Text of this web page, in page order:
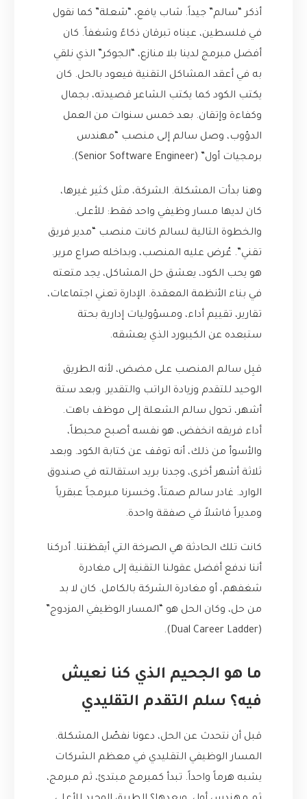
أذكر “سالم” جيداً. شاب يافع، “شعلة” كما نقول
في فلسطين، عيناه تبرقان ذكاءً وشغفاً. كان
أفضل مبرمج لدينا بلا منازع، “الجوكر” الذي نلقي
به في أعقد المشاكل التقنية فيعود بالحل. كان
يكتب الكود كما يكتب الشاعر قصيدته، بجمال
وكفاءة وإتقان. بعد خمس سنوات من العمل
الدؤوب، وصل سالم إلى منصب “مهندس
برمجيات أول” (Senior Software Engineer).
وهنا بدأت المشكلة. الشركة، مثل كثير غيرها،
كان لديها مسار وظيفي واحد فقط: للأعلى.
والخطوة التالية لسالم كانت منصب “مدير فريق
تقني”. عُرض عليه المنصب، وبداخله صراع مرير.
هو يحب الكود، يعشق حل المشاكل، يجد متعته
في بناء الأنظمة المعقدة. الإدارة تعني اجتماعات،
تقارير، تقييم أداء، ومسؤوليات إدارية بحتة
ستبعده عن الكيبورد الذي يعشقه.
قبِل سالم المنصب على مضض، لأنه الطريق
الوحيد للتقدم وزيادة الراتب والتقدير. وبعد ستة
أشهر، تحول سالم الشعلة إلى موظف باهت.
أداء فريقه انخفض، هو نفسه أصبح محبطاً،
والأسوأ من ذلك، أنه توقف عن كتابة الكود. وبعد
ثلاثة أشهر أخرى، وجدنا بريد استقالته في صندوق
الوارد. غادر سالم صمتاً، وخسرنا مبرمجاً عبقرياً
ومديراً فاشلاً في صفقة واحدة.
كانت تلك الحادثة هي الصرخة التي أيقظتنا. أدركنا
أننا ندفع أفضل عقولنا التقنية إلى مغادرة
شغفهم، أو مغادرة الشركة بالكامل. كان لا بد
من حل، وكان الحل هو “المسار الوظيفي المزدوج”
(Dual Career Ladder).
ما هو الجحيم الذي كنا نعيش
فيه؟ سلم التقدم التقليدي
قبل أن نتحدث عن الحل، دعونا نفصّل المشكلة.
المسار الوظيفي التقليدي في معظم الشركات
يشبه هرماً واحداً. تبدأ كمبرمج مبتدئ، ثم مبرمج،